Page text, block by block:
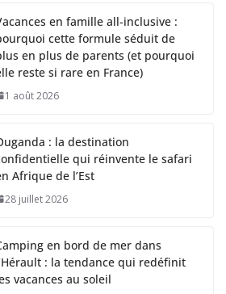
en famille all-inclusive :
cette formule séduit de
en plus de parents (et pourquoi
reste si rare en France)
1 août 2026
: la destination
qui réinvente le safari
Afrique de l’Est
28 juillet 2026
en bord de mer dans
: la tendance qui redéfinit
vacances au soleil